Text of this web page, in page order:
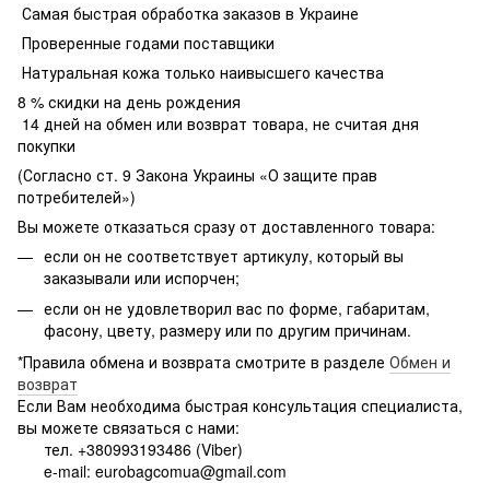
Самая быстрая обработка заказов в Украине
Проверенные годами поставщики
Натуральная кожа только наивысшего качества
8 % скидки на день рождения
14 дней на обмен или возврат товара, не считая дня
покупки
(Согласно ст. 9 Закона Украины «О защите прав
потребителей»)
Вы можете отказаться сразу от доставленного товара:
если он не соответствует артикулу, который вы
заказывали или испорчен;
если он не удовлетворил вас по форме, габаритам,
фасону, цвету, размеру или по другим причинам.
*Правила обмена и возврата смотрите в разделе Обмен и
возврат
Если Вам необходима быстрая консультация специалиста,
вы можете связаться с нами:
тел. +380993193486 (Viber)
e-mail: eurobagcomua@gmail.com